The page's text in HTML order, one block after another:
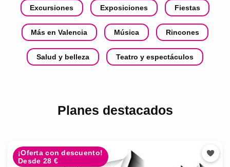
Excursiones Exposiciones Fiestas
Más en Valencia Música Rincones
Salud y belleza Teatro y espectáculos
Planes destacados
¡Oferta con descuento!
Desde 28 €